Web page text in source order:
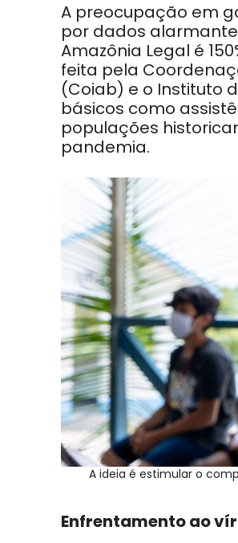
A preocupação em
por dados
Amazônia Legal é
feita pela
(Coiab) e o Instituto
básicos como
populações
pandemia.
A ideia é estimular o
Enfrentamento ao